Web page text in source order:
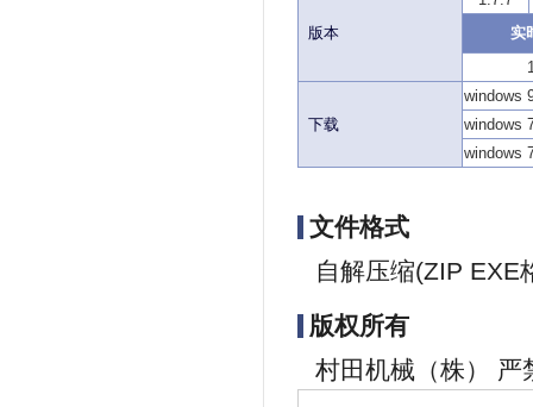
版本
实
下载
windows
windows
windows
文件格式
自解压缩(ZIP EXE
版权所有
村田机械（株） 严